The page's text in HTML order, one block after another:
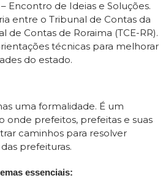
Encontro de Ideias e Soluções.
entre o Tribunal de Contas da
de Contas de Roraima (TCE-RR).
técnicas para melhorar
do estado.
uma formalidade. É um
onde prefeitos, prefeitas e suas
caminhos para resolver
prefeituras.
essenciais: